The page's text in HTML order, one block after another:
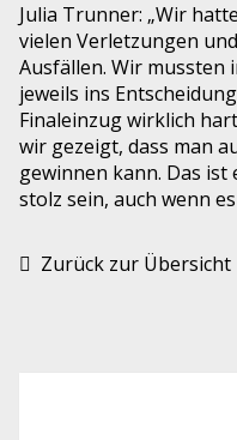
Julia Trunner: „Wir
vielen Verletzungen
Ausfällen. Wir mussten
jeweils ins
Finaleinzug wirklich
wir gezeigt, dass man
gewinnen kann. Das
stolz sein, auch wenn
Zurück zur Übersicht